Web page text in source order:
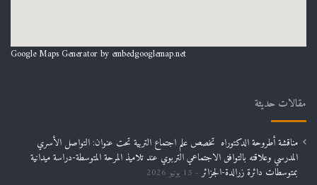
Google Maps Generator by embedgooglemap.net
مقالات حديثة
مناقشة أطروحة الدكتوراه تخصص علم اجتماع التربية تحت عنوان: التواصل الأسري
المدرسي وعلاقته بالتوافق الاجتماعي التربوي عند تلاميذ المرحة المتوسطة-دراسة ميدانية
بمتوسطات دائرة زرالدة-الجزائر
15 يونيو 2026